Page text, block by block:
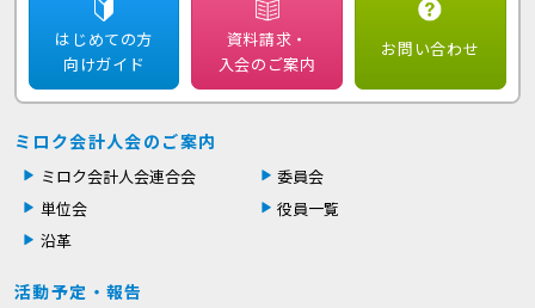
はじめての方
向けガイド
資料請求・
入会のご案内
お問い合わせ
ミロク会計人会のご案内
ミロク会計人会連合会
委員会
単位会
役員一覧
沿革
活動予定・報告